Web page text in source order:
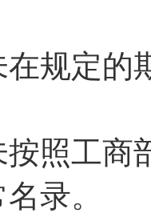
在规定
按照工
录。